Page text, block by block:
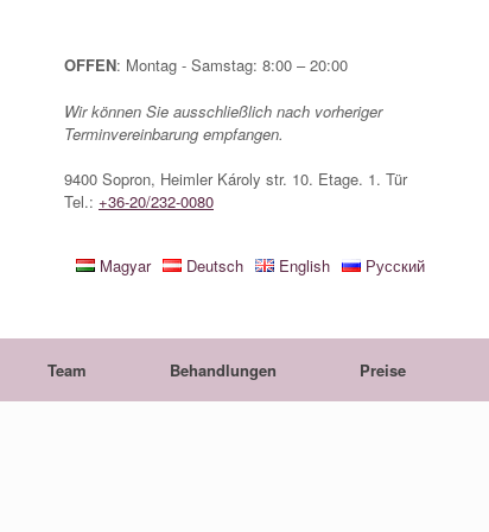
OFFEN: Montag - Samstag: 8:00 – 20:00
Wir können Sie ausschließlich nach vorheriger
Terminvereinbarung empfangen.
9400 Sopron, Heimler Károly str. 10. Etage. 1. Tür
Tel.: +36-20/232-0080
Magyar Deutsch English Русский
Team Behandlungen Preise